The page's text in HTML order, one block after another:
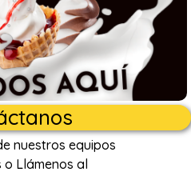
nuestros equipos
o Llámenos al